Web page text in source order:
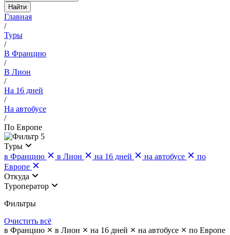
Найти
Главная
/
Туры
/
В Францию
/
В Лион
/
На 16 дней
/
На автобусе
/
По Европе
5
Туры
в Францию
в Лион на 16 дней на автобусе
по
Европе
Откуда
Туроператор
Фильтры
Очистить всё
в Францию
в Лион на 16 дней на автобусе по Европе